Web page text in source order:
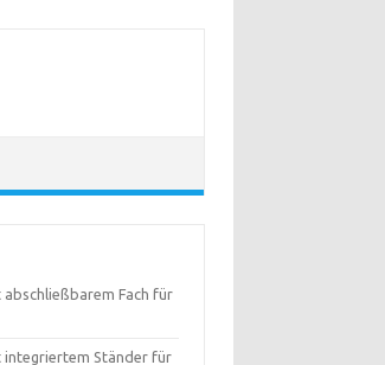
Fach für
integriertem Ständer für